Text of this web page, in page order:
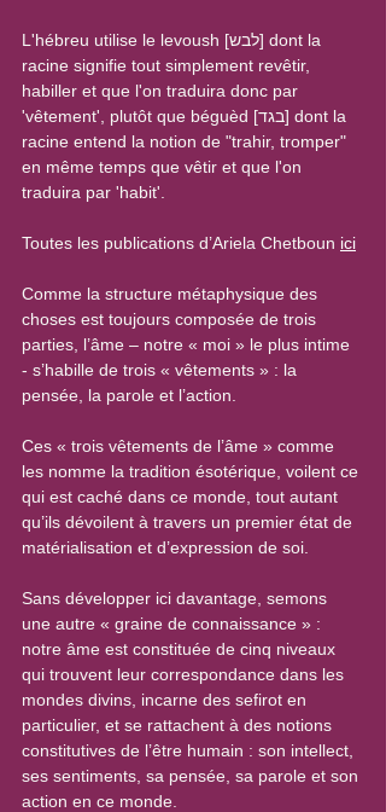
L'hébreu utilise le levoush [לבש] dont la
racine signifie tout simplement revêtir,
habiller et que l'on traduira donc par
'vêtement', plutôt que béguèd [בגד] dont la
racine entend la notion de "trahir, tromper"
en même temps que vêtir et que l'on
traduira par 'habit'.
Toutes les publications d’Ariela Chetboun ici
Comme la structure métaphysique des
choses est toujours composée de trois
parties, l’âme – notre « moi » le plus intime
- s’habille de trois « vêtements » : la
pensée, la parole et l’action.
Ces « trois vêtements de l’âme » comme
les nomme la tradition ésotérique, voilent ce
qui est caché dans ce monde, tout autant
qu’ils dévoilent à travers un premier état de
matérialisation et d’expression de soi.
Sans développer ici davantage, semons
une autre « graine de connaissance » :
notre âme est constituée de cinq niveaux
qui trouvent leur correspondance dans les
mondes divins, incarne des sefirot en
particulier, et se rattachent à des notions
constitutives de l’être humain : son intellect,
ses sentiments, sa pensée, sa parole et son
action en ce monde.